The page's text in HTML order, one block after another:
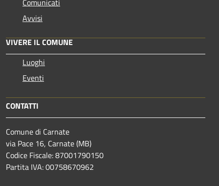
Comunicati
Avvisi
VIVERE IL COMUNE
Luoghi
Eventi
CONTATTI
Comune di Carnate
via Pace 16, Carnate (MB)
Codice Fiscale: 87001790150
Partita IVA: 00758670962